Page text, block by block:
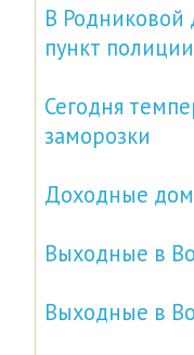
В Родниковой
пункт полиции
Сегодня
заморозки
Доходные
Выходные в
Выходные в